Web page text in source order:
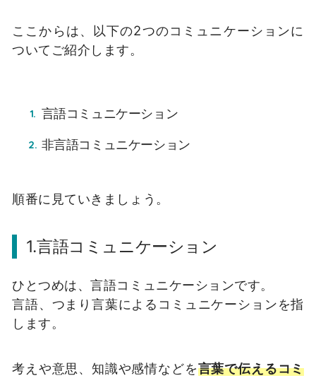
ここからは、以下の2つのコミュニケーションに
ついてご紹介します。
言語コミュニケーション
非言語コミュニケーション
順番に見ていきましょう。
1.言語コミュニケーション
ひとつめは、言語コミュニケーションです。
言語、つまり言葉によるコミュニケーションを指
します。
考えや意思、知識や感情などを言葉で伝えるコミ